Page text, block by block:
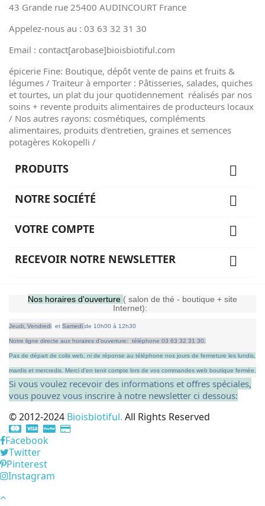
43 Grande rue 25400 AUDINCOURT France
Appelez-nous au : 03 63 32 31 30
Email : contact[arobase]bioisbiotiful.com
épicerie Fine: Boutique, dépôt vente de pains et fruits &
légumes / Traiteur à emporter : Pâtisseries, salades, quiches
et tourtes, un plat du jour quotidennement réalisés par nos
soins + revente produits alimentaires de producteurs locaux
/ Nos autres rayons: cosmétiques, compléments
alimentaires, produits d'entretien, graines et semences
potagères Kokopelli /
PRODUITS 
NOTRE SOCIÉTÉ 
VOTRE COMPTE 
RECEVOIR NOTRE NEWSLETTER 
Nos horaires d'ouverture ( salon de thé - boutique + site
Internet):
Jeudi, Vendredi et Samedi de 10h00 à 12h30
Notre ligne directe aux horaires d'ouverture: téléphone 03 63 32 31 30.
Pas de départ de colis web, ni de réponse au téléphone nos jours de fermeture les lundis,
mardis et mercredis. Merci d'en tenir compte lors de vos commandes web boutique fermée.
Si vous voulez recevoir des informations et offres spéciales,
vous pouvez vous inscrire à notre newsletter ci dessous:
© 2012-2024 Bioisbiotiful. All Rights Reserved
Facebook
Twitter
Pinterest
Instagram